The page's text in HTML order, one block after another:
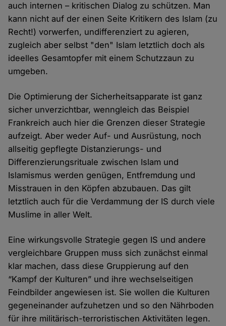
auch internen – kritischen Dialog zu schützen. Man
kann nicht auf der einen Seite Kritikern des Islam (zu
Recht!) vorwerfen, undifferenziert zu agieren,
zugleich aber selbst "den" Islam letztlich doch als
ideelles Gesamtopfer mit einem Schutzzaun zu
umgeben.
Die Optimierung der Sicherheitsapparate ist ganz
sicher unverzichtbar, wenngleich das Beispiel
Frankreich auch hier die Grenzen dieser Strategie
aufzeigt. Aber weder Auf- und Ausrüstung, noch
allseitig gepflegte Distanzierungs- und
Differenzierungsrituale zwischen Islam und
Islamismus werden genügen, Entfremdung und
Misstrauen in den Köpfen abzubauen. Das gilt
letztlich auch für die Verdammung der IS durch viele
Muslime in aller Welt.
Eine wirkungsvolle Strategie gegen IS und andere
vergleichbare Gruppen muss sich zunächst einmal
klar machen, dass diese Gruppierung auf den
“Kampf der Kulturen” und ihre wechselseitigen
Feindbilder angewiesen ist. Sie wollen die Kulturen
gegeneinander aufzuhetzen und so den Nährboden
für ihre militärisch-terroristischen Aktivitäten legen.